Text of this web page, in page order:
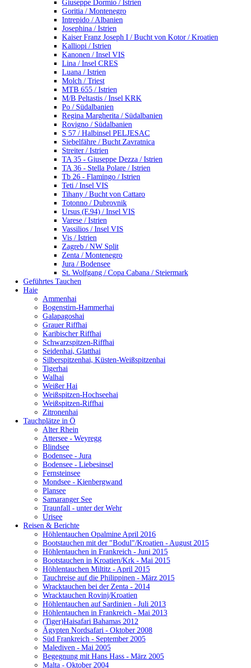
Giuseppe Dormio / Istrien
Goritia / Montenegro
Intrepido / Albanien
Josephina / Istrien
Kaiser Franz Joseph I / Bucht von Kotor / Kroatien
Kalliopi / Istrien
Kanonen / Insel VIS
Lina / Insel CRES
Luana / Istrien
Molch / Triest
MTB 655 / Istrien
M/B Peltastis / Insel KRK
Po / Südalbanien
Regina Margherita / Südalbanien
Rovigno / Südalbanien
S 57 / Halbinsel PELJESAC
Siebelfähre / Bucht Zavratnica
Streiter / Istrien
TA 35 - Giuseppe Dezza / Istrien
TA 36 - Stella Polare / Istrien
Tb 26 - Flamingo / Istrien
Teti / Insel VIS
Tihany / Bucht von Cattaro
Totonno / Dubrovnik
Ursus (F.94) / Insel VIS
Varese / Istrien
Vassilios / Insel VIS
Vis / Istrien
Zagreb / NW Split
Zenta / Montenegro
Jura / Bodensee
St. Wolfgang / Copa Cabana / Steiermark
Geführtes Tauchen
Haie
Ammenhai
Bogenstirn-Hammerhai
Galapagoshai
Grauer Riffhai
Karibischer Riffhai
Schwarzspitzen-Riffhai
Seidenhai, Glatthai
Silberspitzenhai, Küsten-Weißspitzenhai
Tigerhai
Walhai
Weißer Hai
Weißspitzen-Hochseehai
Weißspitzen-Riffhai
Zitronenhai
Tauchplätze in Ö
Alter Rhein
Attersee - Weyregg
Blindsee
Bodensee - Jura
Bodensee - Liebesinsel
Fernsteinsee
Mondsee - Kienbergwand
Plansee
Samaranger See
Traunfall - unter der Wehr
Urisee
Reisen & Berichte
Höhlentauchen Opalmine April 2016
Bootstauchen mit der "Bodul"/Kroatien - August 2015
Höhlentauchen in Frankreich - Juni 2015
Bootstauchen in Kroatien/Krk - Mai 2015
Höhlentauchen Miltitz - April 2015
Tauchreise auf die Philippinen - März 2015
Wracktauchen bei der Zenta - 2014
Wracktauchen Rovinj/Kroatien
Höhlentauchen auf Sardinien - Juli 2013
Höhlentauchen in Frankreich - Mai 2013
(Tiger)Haisafari Bahamas 2012
Ägypten Nordsafari - Oktober 2008
Süd Frankreich - September 2005
Malediven - Mai 2005
Begegnung mit Hans Hass - März 2005
Malta - Oktober 2004